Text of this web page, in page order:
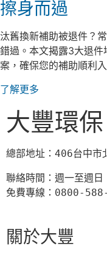
擦身而過
汰舊換新補助被退件？
錯過。本文揭露3大退
案，確保您的補助順利入
了解更多
大豐環保
總部地址：406台中市
聯絡時間：週一至
免費專線：0800-
關於大豐